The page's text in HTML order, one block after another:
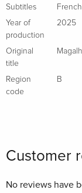
Subtitles
French
Year of
production
2025
Original
title
Region
code
B
Customer
No reviews have